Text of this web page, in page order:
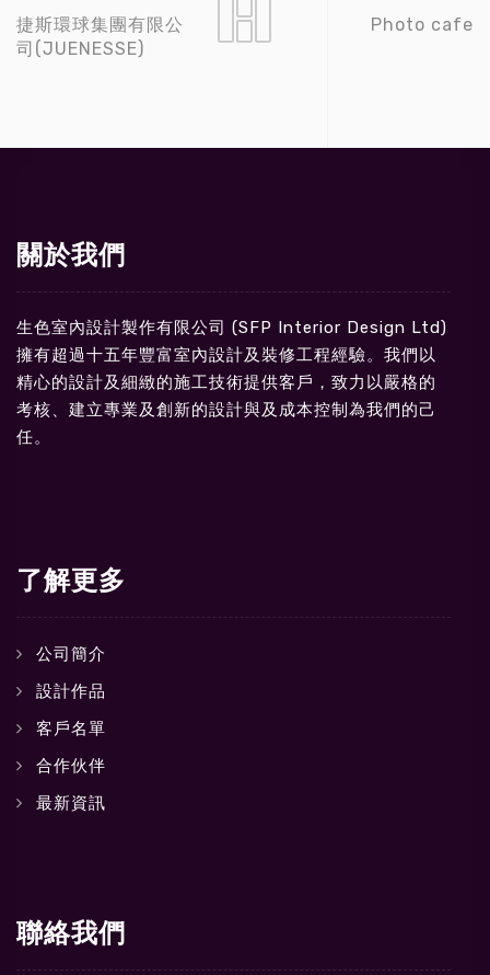
捷斯環球集團有限公
司(JUENESSE)
Photo cafe
關於我們
生色室內設計製作有限公司 (SFP Interior Design Ltd)
擁有超過十五年豐富室內設計及裝修工程經驗。我們以
精心的設計及細緻的施工技術提供客戶，致力以嚴格的
考核、建立專業及創新的設計與及成本控制為我們的己
任。
了解更多
公司簡介
設計作品
客戶名單
合作伙伴
最新資訊
聯絡我們